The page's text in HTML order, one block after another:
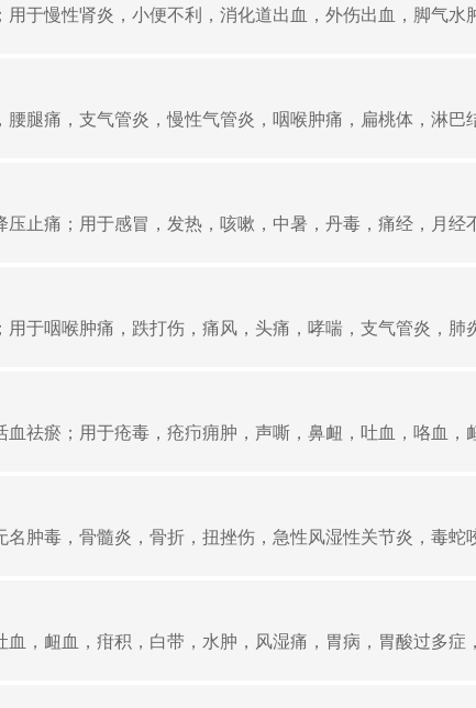
于慢性肾炎，小便不利，消化道出血，外伤出血，脚气水
腿痛，支气管炎，慢性气管炎，咽喉肿痛，扁桃体，淋巴
止痛；用于感冒，发热，咳嗽，中暑，丹毒，痛经，月经
于咽喉肿痛，跌打伤，痛风，头痛，哮喘，支气管炎，肺
祛瘀；用于疮毒，疮疖痈肿，声嘶，鼻衄，吐血，咯血，
肿毒，骨髓炎，骨折，扭挫伤，急性风湿性关节炎，毒蛇
，衄血，疳积，白带，水肿，风湿痛，胃病，胃酸过多症